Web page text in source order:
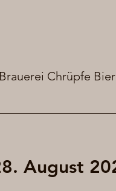
Brauerei Chrüpfe Bier